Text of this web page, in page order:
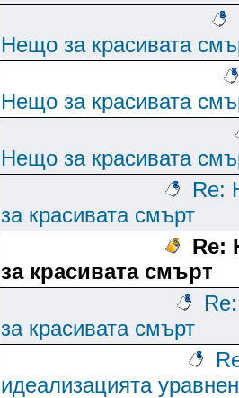
Нещо за красивата
Нещо за красивата
Нещо за красивата
Re:
за красивата смърт
Re:
за красивата смърт
за красивата смърт
идеализацията